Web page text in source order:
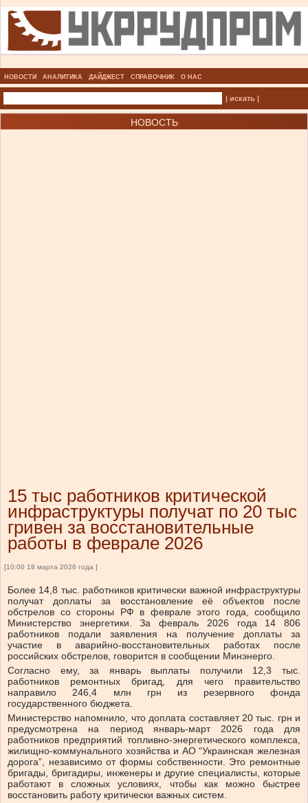
НОВОСТИ АНАЛИТИКА ДАЙДЖЕСТ СПРАВОЧНИК О НАС
| искать |
НОВОСТЬ
15 тыс работников критической
инфраструктуры получат по 20 тыс
гривен за восстановительные
работы в феврале 2026
[10:00 18 марта 2026 года ]
Более 14,8 тыс. работников критически важной инфраструктуры
получат доплаты за восстановление её объектов после
обстрелов со стороны РФ в феврале этого года, сообщило
Министерство энергетики. За февраль 2026 года 14 806
работников подали заявления на получение доплаты за
участие в аварийно-восстановительных работах после
российских обстрелов, говорится в сообщении Минэнерго.
Согласно ему, за январь выплаты получили 12,3 тыс.
работников ремонтных бригад, для чего правительство
направило 246,4 млн грн из резервного фонда
государственного бюджета.
Министерство напомнило, что доплата составляет 20 тыс. грн и
предусмотрена на период январь-март 2026 года для
работников предприятий топливно-энергетического комплекса,
жилищно-коммунального хозяйства и АО “Украинская железная
дорога”, независимо от формы собственности. Это ремонтные
бригады, бригадиры, инженеры и другие специалисты, которые
работают в сложных условиях, чтобы как можно быстрее
восстановить работу критически важных систем.